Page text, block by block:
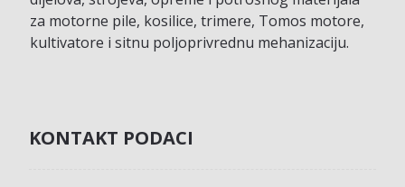
za motorne pile, kosilice, trimere, Tomos motore,
kultivatore i sitnu poljoprivrednu mehanizaciju.
KONTAKT PODACI